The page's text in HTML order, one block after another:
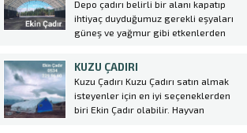
hem de gündüz aktiviteleri için engel
teşkil etmemektedir. Çadırlar
uygulanırken iskelet sistemi üzerine...
Depo çadırı belirli bir alanı kapatıp
ihtiyaç duyduğumuz gerekli eşyaları
güneş ve yağmur gibi etkenlerden
sistemidir. Betonarme yapıların aksine
daha hızlı kurulum ve maliyetsiz bir
sistemdir. Betonarme yapılar günümüz
şartlarında çok prosedür gerektiren
yapılardır....
KUZU ÇADIRI
Kuzu Çadırı Kuzu Çadırı satın almak
isteyenler için en iyi seçeneklerden
biri Ekin Çadır olabilir. Hayvan